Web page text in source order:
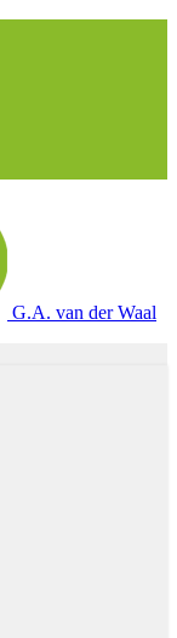
G.A. van der Waal